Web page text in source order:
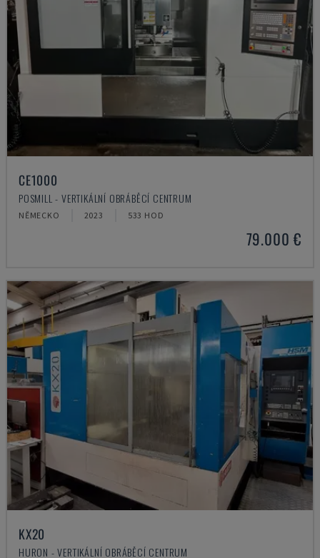
CE1000
POSMILL - VERTIKÁLNÍ OBRÁBĚCÍ CENTRUM
NĚMECKO 2023 533 HOD
79.000 €
KX20
HURON - VERTIKÁLNÍ OBRÁBĚCÍ CENTRUM